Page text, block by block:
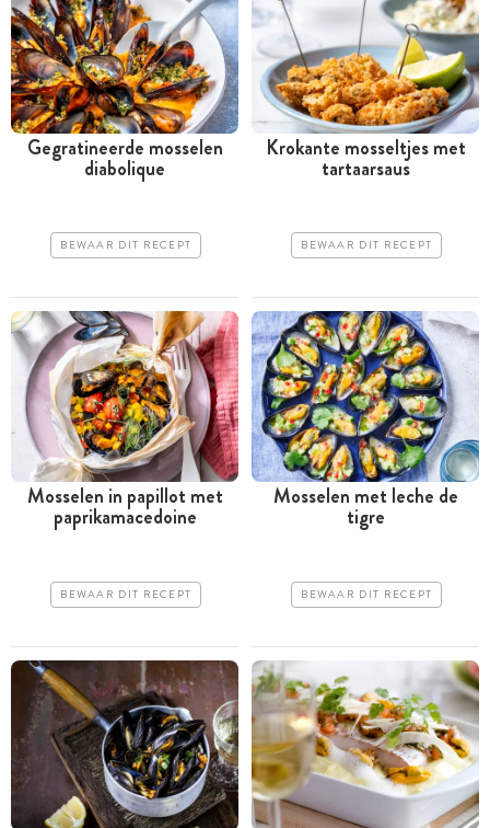
Gegratineerde mosselen
diabolique
BEWAAR DIT RECEPT
Krokante mosseltjes met
tartaarsaus
BEWAAR DIT RECEPT
Mosselen in papillot met
paprikamacedoine
BEWAAR DIT RECEPT
Mosselen met leche de
tigre
BEWAAR DIT RECEPT